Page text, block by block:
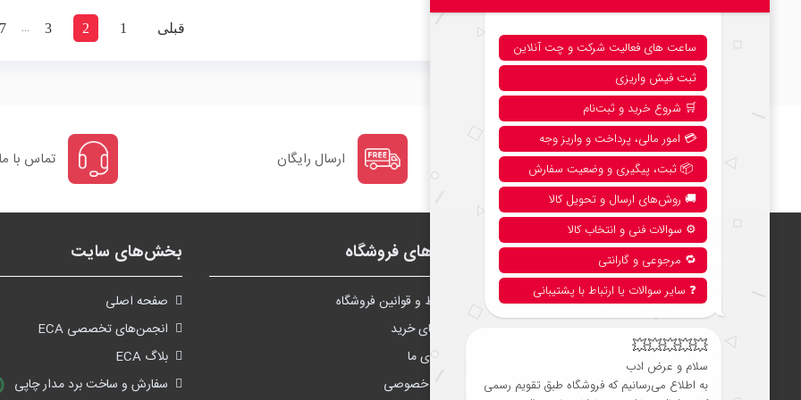
قبلی 1
2
3
…
نحوه خرید از فروشگاه ارسال رایگان تماس با ما
امور مشتریان:041-51388888
آدرس دفتر مرکزی تبریز:
تبریز، چهارراه شریعتی، مجتمع تجاری گلستان،
بخش‌های فروشگاه
شرايط و قوانین فروشگاه
راهنمای خرید
درباره‌ی ما
حریم خصوصی
بخش‌های سایت
صفحه اصلی
انجمن‌های تخصصی ECA
بلاگ ECA
سفارش و ساخت برد مدار چاپی